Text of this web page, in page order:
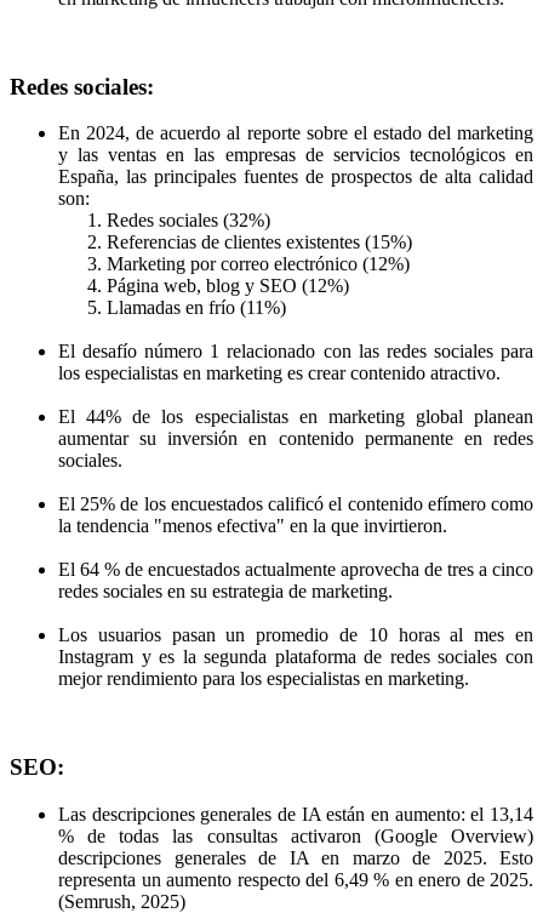
Redes sociales:
En 2024, de acuerdo al reporte sobre el estado del marketing
y las ventas en las empresas de servicios tecnológicos en
España, las principales fuentes de prospectos de alta calidad
son:
Redes sociales (32%)
Referencias de clientes existentes (15%)
Marketing por correo electrónico (12%)
Página web, blog y SEO (12%)
Llamadas en frío (11%)
El desafío número 1 relacionado con las redes sociales para
los especialistas en marketing es crear contenido atractivo.
El 44% de los especialistas en marketing global planean
aumentar su inversión en contenido permanente en redes
sociales.
El 25% de los encuestados calificó el contenido efímero como
la tendencia "menos efectiva" en la que invirtieron.
El 64 % de encuestados actualmente aprovecha de tres a cinco
redes sociales en su estrategia de marketing.
Los usuarios pasan un promedio de 10 horas al mes en
Instagram y es la segunda plataforma de redes sociales con
mejor rendimiento para los especialistas en marketing.
SEO:
Las descripciones generales de IA están en aumento: el 13,14
% de todas las consultas activaron (Google Overview)
descripciones generales de IA en marzo de 2025. Esto
representa un aumento respecto del 6,49 % en enero de 2025.
(Semrush, 2025)